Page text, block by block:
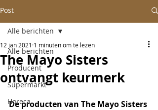
Post
Alle berichten
Producent
Supermarkt
Horeca
Alle berichten
The Mayo Sisters
ontvangt keurmerk
12 jan 2021 1 minuten om te lezen
De producten van The Mayo Sisters